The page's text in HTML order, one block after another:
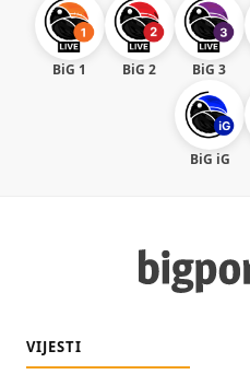
BiG 1 BiG 2 BiG 3
BiG iG
VIJESTI